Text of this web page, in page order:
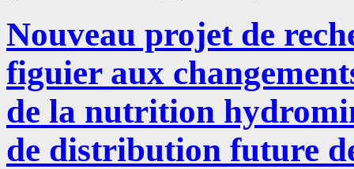
Nouveau projet de
figuier aux
de la nutrition
de distribution future